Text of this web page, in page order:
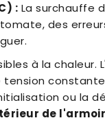
: La surchauffe
des
à la chaleur.
tension
ou la
de